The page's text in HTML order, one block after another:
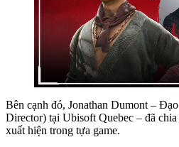
Bên cạnh đó, Jonathan Dumont –
Director) tại Ubisoft Quebec – đã
xuất hiện trong tựa game.